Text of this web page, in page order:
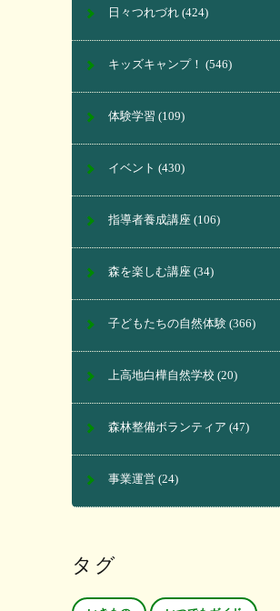
日々つれづれ (424)
キッズキャンプ！ (546)
体験学習 (109)
イベント (430)
指導者養成講座 (106)
森を楽しむ講座 (34)
子どもたちの自然体験 (366)
上高地白樺自然学校 (20)
森林整備ボランティア (47)
事業運営 (24)
タグ